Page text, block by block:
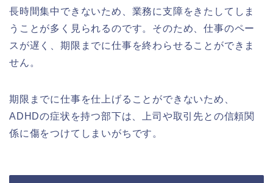
長時間集中できないため、業務に支障をきたしてしま
うことが多く見られるのです。そのため、仕事のペー
スが遅く、期限までに仕事を終わらせることができま
せん。
期限までに仕事を仕上げることができないため、
ADHDの症状を持つ部下は、上司や取引先との信頼関
係に傷をつけてしまいがちです。